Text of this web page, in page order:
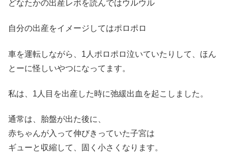
どなたかの出産レポを読んではウルウル
自分の出産をイメージしてはポロポロ
車を運転しながら、1人ポロポロ泣いていたりして、ほん
とーに怪しいやつになってます。
私は、1人目を出産した時に弛緩出血を起こしました。
通常は、胎盤が出た後に、
赤ちゃんが入って伸びきっていた子宮は
ギューと収縮して、固く小さくなります。